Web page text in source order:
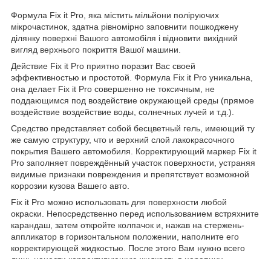
Формула Fix it Pro, яка містить мільйони поліруючих
мікрочастинок, здатна рівномірно заповнити пошкоджену
ділянку поверхні Вашого автомобіля і відновити вихідний
вигляд верхнього покриття Вашої машини.
Действие Fix it Pro приятно поразит Вас своей
эффективностью и простотой. Формула Fix it Pro уникальна,
она делает Fix it Pro совершенно не токсичным, не
поддающимся под воздействие окружающей среды (прямое
воздействие воздействие воды, солнечных лучей и т.д.).
Средство представляет собой бесцветный гель, имеющий ту
же самую структуру, что и верхний слой лакокрасочного
покрытия Вашего автомобиля. Корректирующий маркер Fix it
Pro заполняет повреждённый участок поверхности, устраняя
видимые признаки повреждения и препятствует возможной
коррозии кузова Вашего авто.
Fix it Pro можно использовать для поверхности любой
окраски. Непосредственно перед использованием встряхните
карандаш, затем откройте колпачок и, нажав на стержень-
аппликатор в горизонтальном положении, наполните его
корректирующей жидкостью. После этого Вам нужно всего